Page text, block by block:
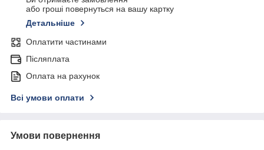
або гроші повернуться на вашу картку
Детальніше
Оплатити частинами
Післяплата
Оплата на рахунок
Всі умови оплати
Умови повернення